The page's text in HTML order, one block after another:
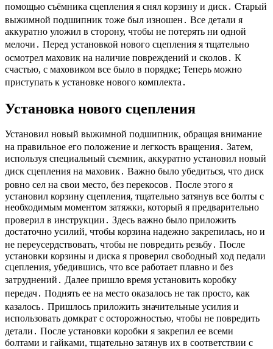
помощью съёмника сцепления я снял корзину и диск․ Старый
выжимной подшипник тоже был изношен․ Все детали я
аккуратно уложил в сторону, чтобы не потерять ни одной
мелочи․ Перед установкой нового сцепления я тщательно
осмотрел маховик на наличие повреждений и сколов․ К
счастью, с маховиком все было в порядке; Теперь можно
приступать к установке нового комплекта․
Установка нового сцепления
Установил новый выжимной подшипник, обращая внимание
на правильное его положение и легкость вращения․ Затем,
используя специальный съемник, аккуратно установил новый
диск сцепления на маховик․ Важно было убедиться, что диск
ровно сел на свои место, без перекосов․ После этого я
установил корзину сцепления, тщательно затянув все болты с
необходимым моментом затяжки, который я предварительно
проверил в инструкции․ Здесь важно было приложить
достаточно усилий, чтобы корзина надежно закрепилась, но и
не переусердствовать, чтобы не повредить резьбу․ После
установки корзины и диска я проверил свободный ход педали
сцепления, убедившись, что все работает плавно и без
затруднений․ Далее пришло время установить коробку
передач․ Поднять ее на место оказалось не так просто, как
казалось․ Пришлось приложить значительные усилия и
использовать домкрат с осторожностью, чтобы не повредить
детали․ После установки коробки я закрепил ее всеми
болтами и гайками, тщательно затянув их в соответствии с